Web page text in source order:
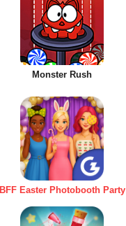
Monster Rush
BFF Easter Photobooth Party